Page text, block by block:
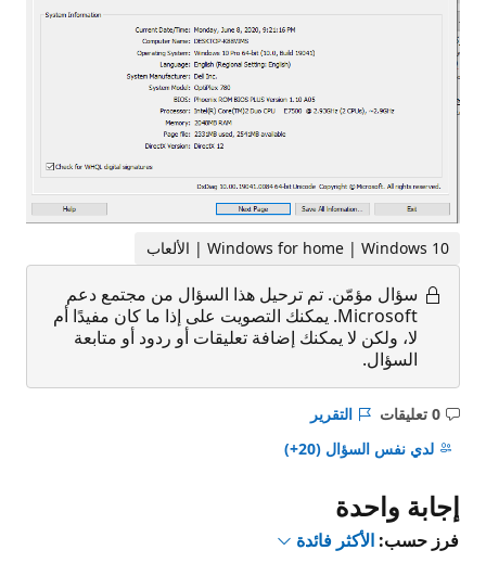
Windows for home | Windows 10 | الألعاب
سؤال مؤمّن. تم ترحيل هذا السؤال من مجتمع دعم
Microsoft. يمكنك التصويت على إذا ما كان مفيدًا أم
لا، ولكن لا يمكنك إضافة تعليقات أو ردود أو متابعة
السؤال.
0 تعليقات ليست
هناك
التقرير
لدي نفس السؤال (20+)
إجابة واحدة
فرز حسب: الأكثر فائدة